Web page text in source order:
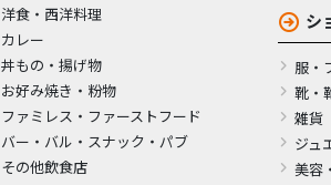
洋食・西洋料理
カレー
丼もの・揚げ物
お好み焼き・粉物
ファミレス・ファーストフード
バー・バル・スナック・パブ
その他飲食店
シ
服・
靴・
雑貨
ジュ
美容